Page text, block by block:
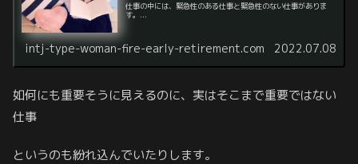
仕事の中には、緊急性のある仕事と緊急性のない仕事がありま
す。...
intj-type-woman-fire-early-retirement.com 2022.07.08
如何にも重要そうに見えるのに、実はそこまで重要ではない
仕事
というのも紛れ込んでいたりします。